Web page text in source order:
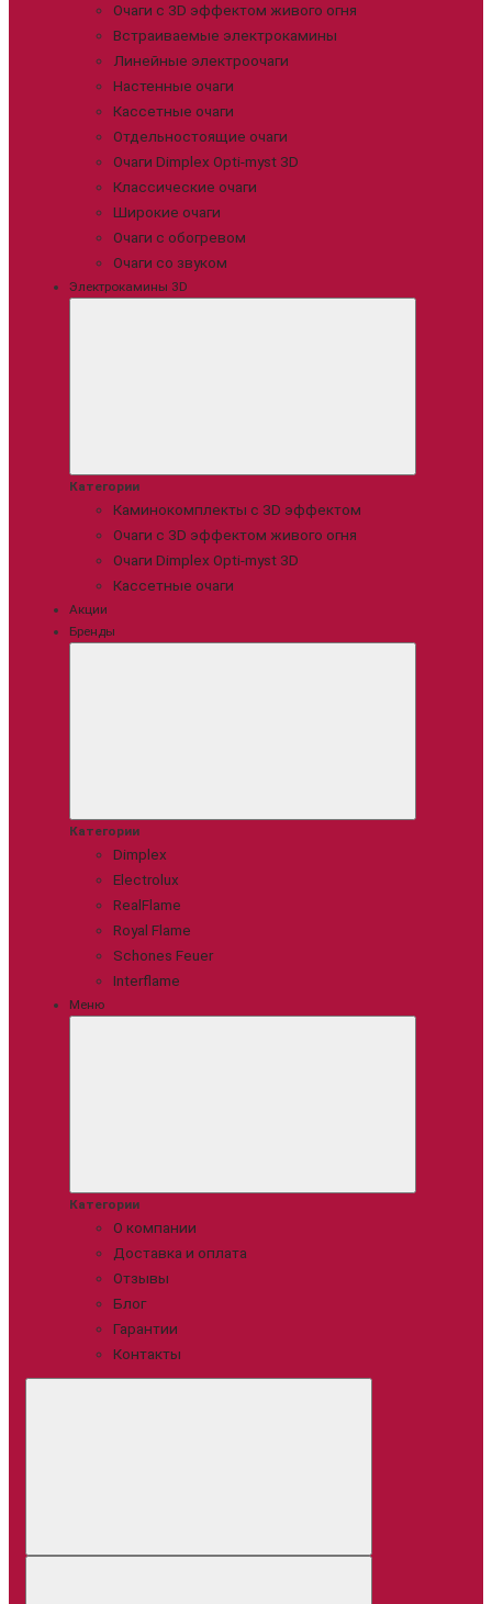
Очаги с 3D эффектом живого огня
Встраиваемые электрокамины
Линейные электроочаги
Настенные очаги
Кассетные очаги
Отдельностоящие очаги
Очаги Dimplex Opti-myst 3D
Классические очаги
Широкие очаги
Очаги с обогревом
Очаги со звуком
Электрокамины 3D
Категории
Каминокомплекты с 3D эффектом
Очаги с 3D эффектом живого огня
Очаги Dimplex Opti-myst 3D
Кассетные очаги
Акции
Бренды
Категории
Dimplex
Electrolux
RealFlame
Royal Flame
Schones Feuer
Interflame
Меню
Категории
О компании
Доставка и оплата
Отзывы
Блог
Гарантии
Контакты